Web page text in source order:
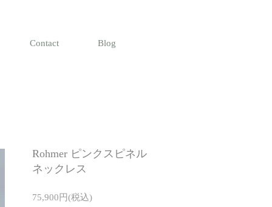
Contact Blog
Rohmer ピンクスピネル
ネックレス
75,900円(税込)